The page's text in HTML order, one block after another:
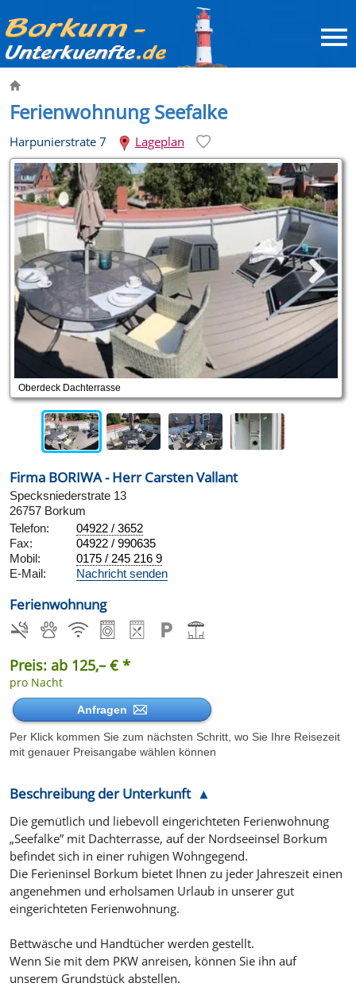
Ferienwohnung Seefalke
Harpunierstrate 7 Lageplan
Oberdeck Dachterrasse
Firma BORIWA - Herr Carsten Vallant
Specksniederstrate 13
26757 Borkum
Telefon:
04922 / 3652
Fax:
04922 / 990635
Mobil:
0175 / 245 216 9
E-Mail:
Nachricht senden
Ferienwohnung
Preis: ab 125,– € *
pro Nacht
Anfragen
Per Klick kommen Sie zum nächsten Schritt, wo Sie Ihre Reisezeit
mit genauer Preisangabe wählen können
Beschreibung der Unterkunft
Die gemütlich und liebevoll eingerichteten Ferienwohnung
„Seefalke” mit Dachterrasse, auf der Nordseeinsel Borkum
befindet sich in einer ruhigen Wohngegend.
Die Ferieninsel Borkum bietet Ihnen zu jeder Jahreszeit einen
angenehmen und erholsamen Urlaub in unserer gut
eingerichteten Ferienwohnung.
Bettwäsche und Handtücher werden gestellt.
Wenn Sie mit dem PKW anreisen, können Sie ihn auf
unserem Grundstück abstellen.